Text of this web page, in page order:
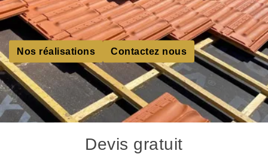
Nos réalisations Contactez nous
Devis gratuit